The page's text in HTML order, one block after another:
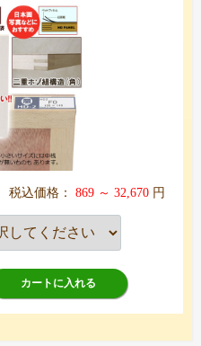
税込価格： 869 ～ 32,670 円
カートに入れる